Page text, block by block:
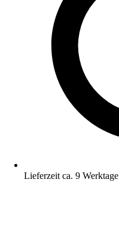
Lieferzeit ca. 9 Werktage